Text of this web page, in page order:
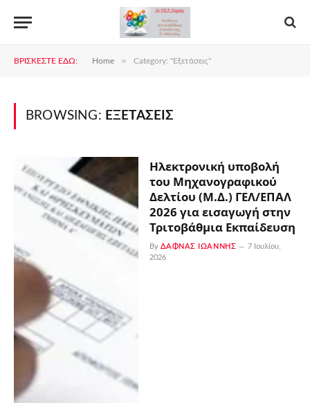
ΒΡΊΣΚΕΣΤΕ ΕΔΏ: Home » Category: "Εξετάσεις"
BROWSING: ΕΞΕΤΆΣΕΙΣ
Ηλεκτρονική υποβολή
του Μηχανογραφικού
Δελτίου (Μ.Δ.) ΓΕΛ/ΕΠΑΛ
2026 για εισαγωγή στην
Τριτοβάθμια Εκπαίδευση
By ΔΑΦΝΆΣ ΙΩΆΝΝΗΣ
7 Ιουλίου,
2026